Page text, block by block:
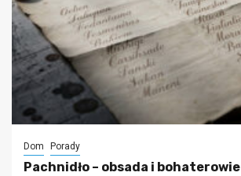
Dom Porady
Pachnidło – obsada i bohaterowie